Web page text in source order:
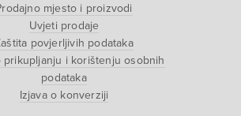
mjesto i proizvodi
Uvjeti prodaje
povjerljivih podataka
prikupljanju i korištenju osobnih
podataka
Izjava o konverziji